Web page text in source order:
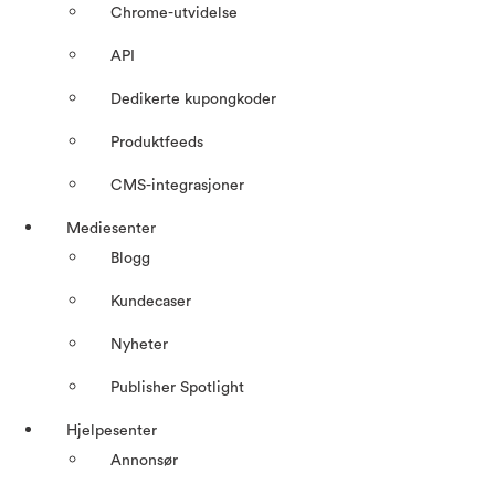
Chrome-utvidelse
API
Dedikerte kupongkoder
Produktfeeds
CMS-integrasjoner
Mediesenter
Blogg
Kundecaser
Nyheter
Publisher Spotlight
Hjelpesenter
Annonsør